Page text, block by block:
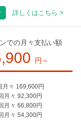
詳しくはこちら >
での月々支払い額
円～
月々 169,600円
月々 92,300円
月々 66,800円
月々 54,300円